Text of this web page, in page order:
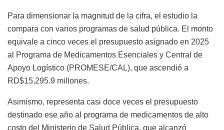
Para dimensionar la magnitud de la cifra, el estudio la
compara con varios programas de salud pública. El monto
equivale a cinco veces el presupuesto asignado en 2025
al Programa de Medicamentos Esenciales y Central de
Apoyo Logístico (PROMESE/CAL), que ascendió a
RD$15,295.9 millones.
Asimismo, representa casi doce veces el presupuesto
destinado ese año al programa de medicamentos de alto
costo del Ministerio de Salud Pública, que alcanzó